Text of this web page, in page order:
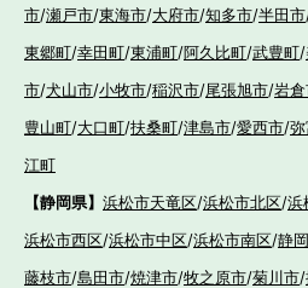
市/瀬戸市/東海市/大府市/知多市/半田市
東郷町/幸田町/東浦町/阿久比町/武豊町/
市/犬山市/小牧市/稲沢市/尾張旭市/岩
豊山町/大口町/扶桑町/津島市/愛西市/
江町
【静岡県】 浜松市天竜区/浜松市北区/浜
浜松市西区/浜松市中区/浜松市南区/静
藤枝市/島田市/焼津市/牧之原市/菊川市/